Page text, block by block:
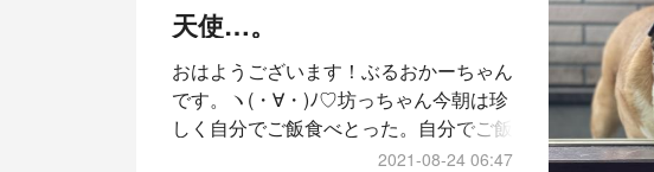
この雨で、増水していて当然泳げません
のでピクニックといったところですが
ね。笑因みに、またここ。お弁当買って
ワイワイしながら食べました♡足だけ...
天使…。
おはようございます！ぶるおかーちゃん
です。ヽ(・∀・)ﾉ♡坊っちゃん今朝は珍
しく自分でご飯食べとった。自分でご飯
食べるだけでえらいなぁーかちこいなぁ
2021-08-24 06:47